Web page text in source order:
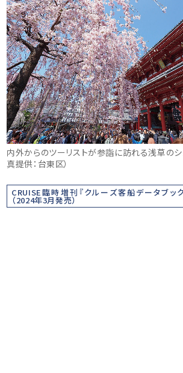
内外からのツーリストが参詣に訪れる浅草のシ
真提供：台東区）
CRUISE臨時増刊『クルーズ客船データブッ
（2024年3月発売）